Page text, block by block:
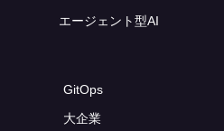
エージェント型AI
GitOps
大企業